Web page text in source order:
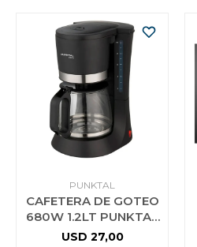
PUNKTAL
CAFETERA DE GOTEO
680W 1.2LT PUNKTAL
426 CAF
USD 27,00
Deportes
Camping
Jardín y Aire Libre
Mascotas
Bazar